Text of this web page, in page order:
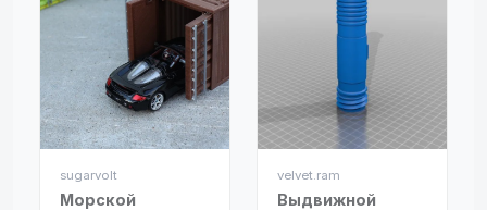
sugarvolt
Морской
velvet.ram
Выдвижной